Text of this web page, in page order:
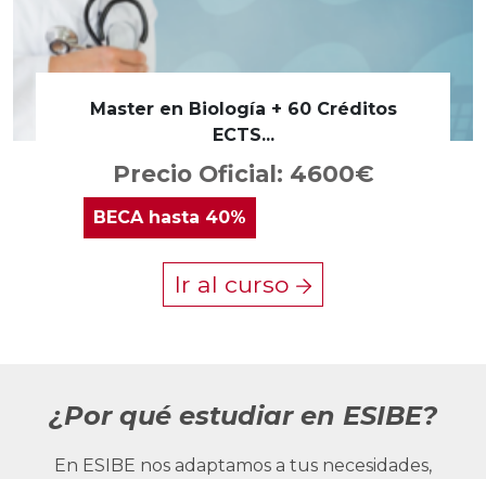
Master en Biología + 60 Créditos
ECTS...
Precio Oficial: 4600€
BECA hasta 40%
Ir al curso
¿Por qué estudiar en ESIBE?
En ESIBE nos adaptamos a tus necesidades,